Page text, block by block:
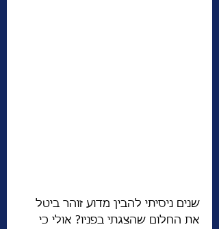
שנים ניסיתי להבין מדוע זוהר ביטל
את החלום שהצגתי בפניו? אולי כי